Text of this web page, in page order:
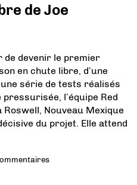
de Joe
de devenir le premier
en chute libre, d’une
série de tests réalisés
l’équipe Red
Nouveau Mexique
du projet. Elle attend